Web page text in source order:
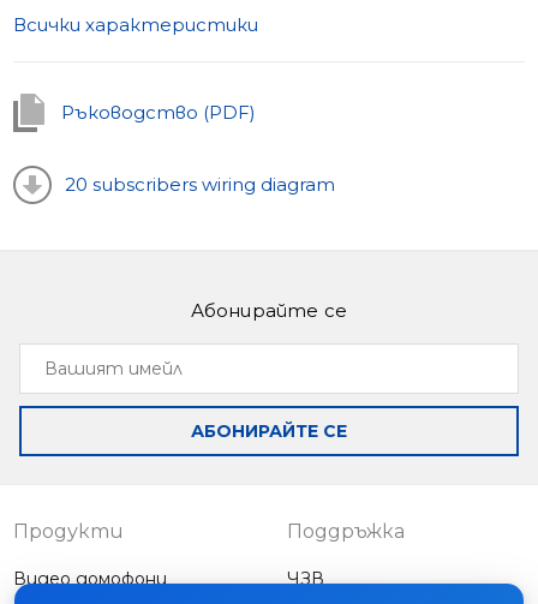
Всички характеристики
Ръководство (PDF)
20 subscribers wiring diagram
Абонирайте се
Вашият
имейл
АБОНИРАЙТЕ СЕ
Продукти
Видео домофони
Поддръжка
ЧЗВ